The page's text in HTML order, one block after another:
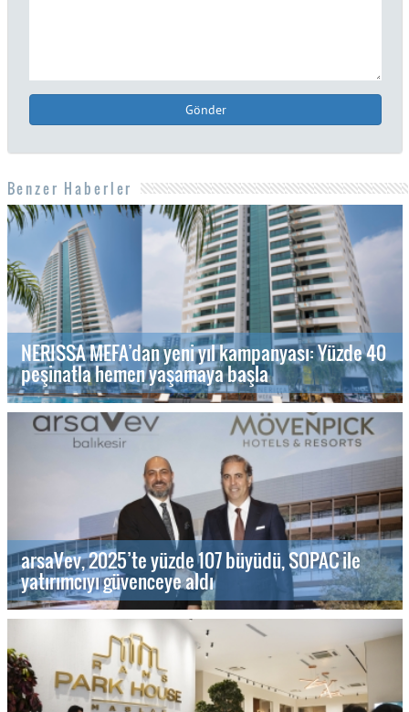
Gönder
Benzer Haberler
NERISSA MEFA’dan yeni yıl kampanyası: Yüzde 40
peşinatla hemen yaşamaya başla
arsaVev, 2025’te yüzde 107 büyüdü, SOPAC ile
yatırımcıyı güvenceye aldı